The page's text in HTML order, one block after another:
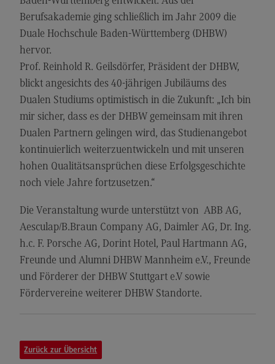
Besonderheiten und Highlights
Berufsperspektiven
Kontakt
Finance
Finance
Modulangebot
Berufsperspektiven
General Business Management
Modulangebot
Berufsperspektiven
Governance Sozialer Arbeit
Berufsperspektiven
Berufsakademie ging schließlich im Jahr 2009 die
Duale Hochschule Baden-Württemberg (DHBW)
hervor.
Prof. Reinhold R. Geilsdörfer, Präsident der DHBW,
blickt angesichts des 40-jährigen Jubiläums des
Dualen Studiums optimistisch in die Zukunft: „Ich bin
mir sicher, dass es der DHBW gemeinsam mit ihren
Dualen Partnern gelingen wird, das Studienangebot
kontinuierlich weiterzuentwickeln und mit unseren
hohen Qualitätsansprüchen diese Erfolgsgeschichte
noch viele Jahre fortzusetzen.“
Die Veranstaltung wurde unterstützt von ABB AG,
Aesculap/B.Braun Company AG, Daimler AG, Dr. Ing.
h.c. F. Porsche AG, Dorint Hotel, Paul Hartmann AG,
Freunde und Alumni DHBW Mannheim e.V., Freunde
und Förderer der DHBW Stuttgart e.V sowie
Fördervereine weiterer DHBW Standorte.
Zurück zur Übersicht